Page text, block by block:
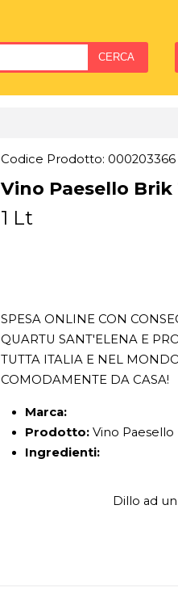
Codice Prodotto: 000203366
Vino Paesello Brik
1 Lt
SPESA ONLINE CON
QUARTU SANT'ELENA E
TUTTA ITALIA E NEL
COMODAMENTE DA CASA!
Marca:
Prodotto:Vino Paesello
Ingredienti:
Dillo ad